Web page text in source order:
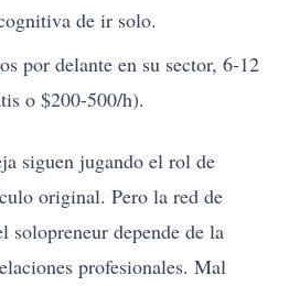
de ir solo.
por delante en su sector, 6-12
o $200-500/h).
siguen jugando el rol de
original. Pero la red de
solopreneur depende de la
profesionales. Mal